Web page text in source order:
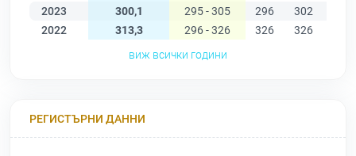
2023
300,1 295 - 305 296 302
2022
313,3 296 - 326 326 326
виж всички години
РЕГИСТЪРНИ ДАННИ